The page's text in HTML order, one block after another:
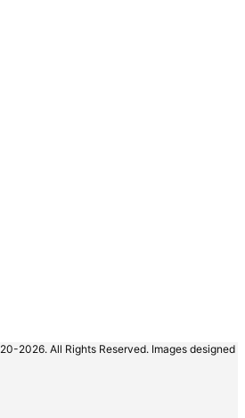
2026. All Rights Reserved. Images designed